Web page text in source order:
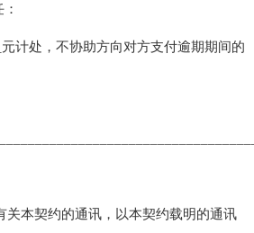
处，不协助方向对方支付逾期期间的
本契约的通讯，以本契约载明的通讯